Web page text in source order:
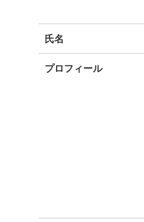
氏名
プロフィール